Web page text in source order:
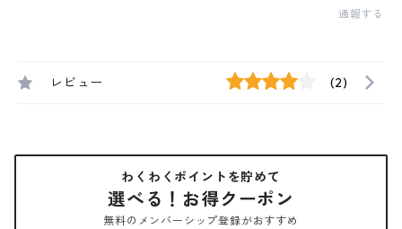
通報する
レビュー (2)
わくわくポイントを貯めて
選べる！お得クーポン
無料のメンバーシップ登録がおすすめ